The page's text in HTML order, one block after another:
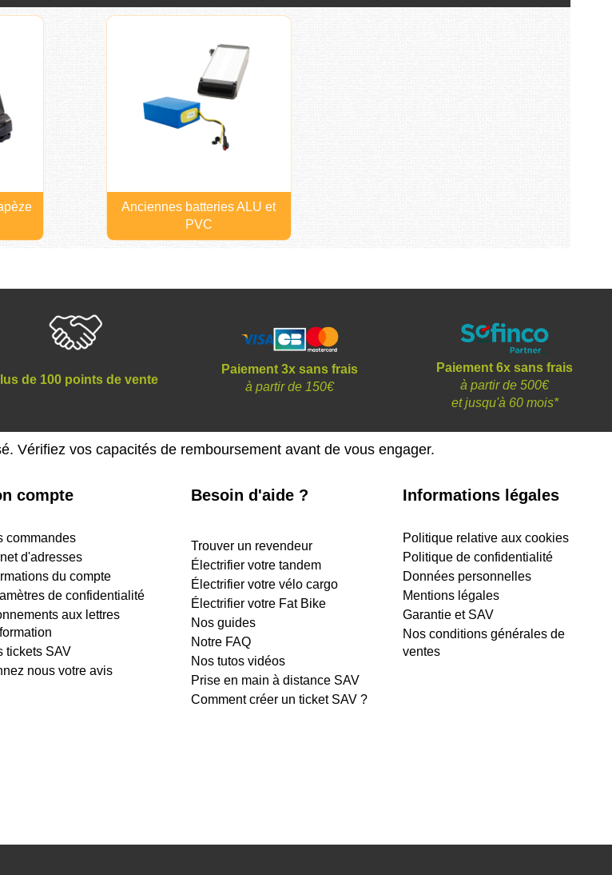
Anciennes batteries ALU et
PVC
de 100 points de vente
Paiement 3x sans frais
à partir de 150€
Paiement 6x sans frais
à partir de 500€
etjusqu'à 60 mois*
Vérifiez vos capacités de remboursement avant de vous engager.
compte
commandes
d'adresses
du compte
de confidentialité
aux lettres
tickets SAV
nous votre avis
Besoin d'aide ?
Trouver un revendeur
Électrifier votre tandem
Électrifier votre vélo cargo
Électrifier votre Fat Bike
Nos guides
Notre FAQ
Nos tutos vidéos
Prise en main à distance SAV
Comment créer un ticket SAV ?
Informations légales
Politique relative aux cookies
Politique de confidentialité
Données personnelles
Mentions légales
Garantie et SAV
Nos conditions générales de
ventes